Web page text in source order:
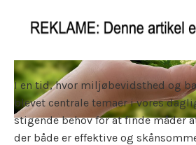
I en tid, hvor miljøbevidsthed og
blevet centrale temaer i vores
stigende behov for at finde måder
der både er effektive og